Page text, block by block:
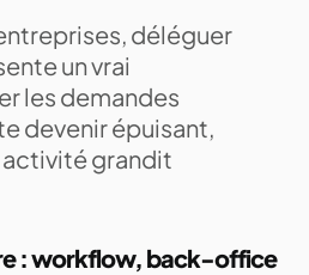
déléguer
un vrai
les demandes
devenir épuisant,
activité grandit
: workflow, back-office